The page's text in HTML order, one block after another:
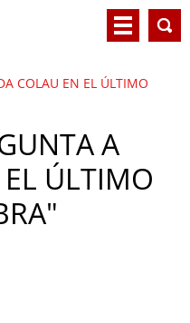
COLAU EN EL ÚLTIMO
A
ÚLTIMO